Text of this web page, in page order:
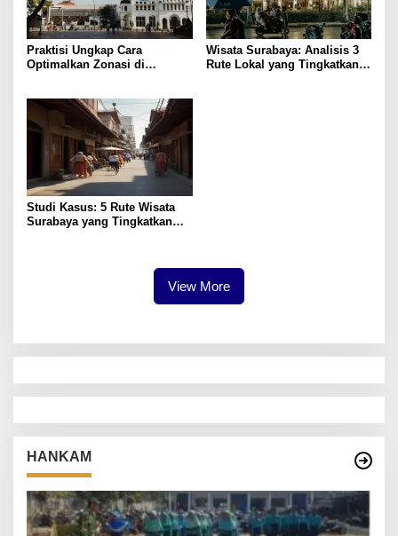
Praktisi Ungkap Cara
Optimalkan Zonasi di
Wisata Surabaya: Analisis 3
Rute Lokal yang Tingkatkan
Studi Kasus: 5 Rute Wisata
Surabaya yang Tingkatkan
View More
HANKAM